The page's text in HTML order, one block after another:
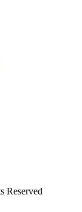
Reserved